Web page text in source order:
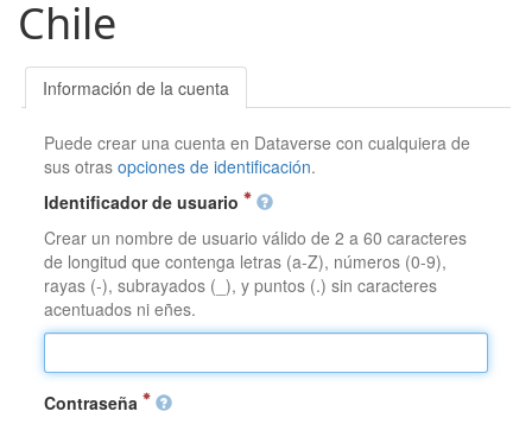
Chile
Información de la cuenta
Puede crear una cuenta en Dataverse con cualquiera de
sus otrasopciones de identificación.
Identificador de usuario
Crear un nombre de usuario válido de 2 a 60 caracteres
de longitud que contenga letras (a-Z), números (0-9),
rayas (-), subrayados (_), y puntos (.) sin caracteres
acentuados ni eñes.
Contraseña